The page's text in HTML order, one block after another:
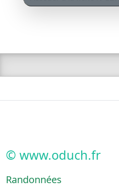
© www.oduch.fr
Randonnées